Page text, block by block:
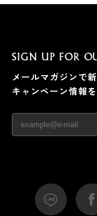
SIGN UP FOR
メールマガジンで
キャンペーン情報